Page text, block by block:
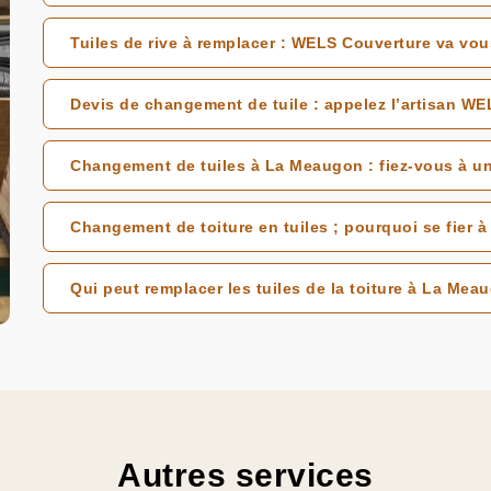
Tuiles de rive à remplacer : WELS Couverture va
Devis de changement de tuile : appelez l’artisan
Changement de tuiles à La Meaugon : fiez-vous à
Changement de toiture en tuiles ; pourquoi se fier à
Qui peut remplacer les tuiles de la toiture à La
Autres services